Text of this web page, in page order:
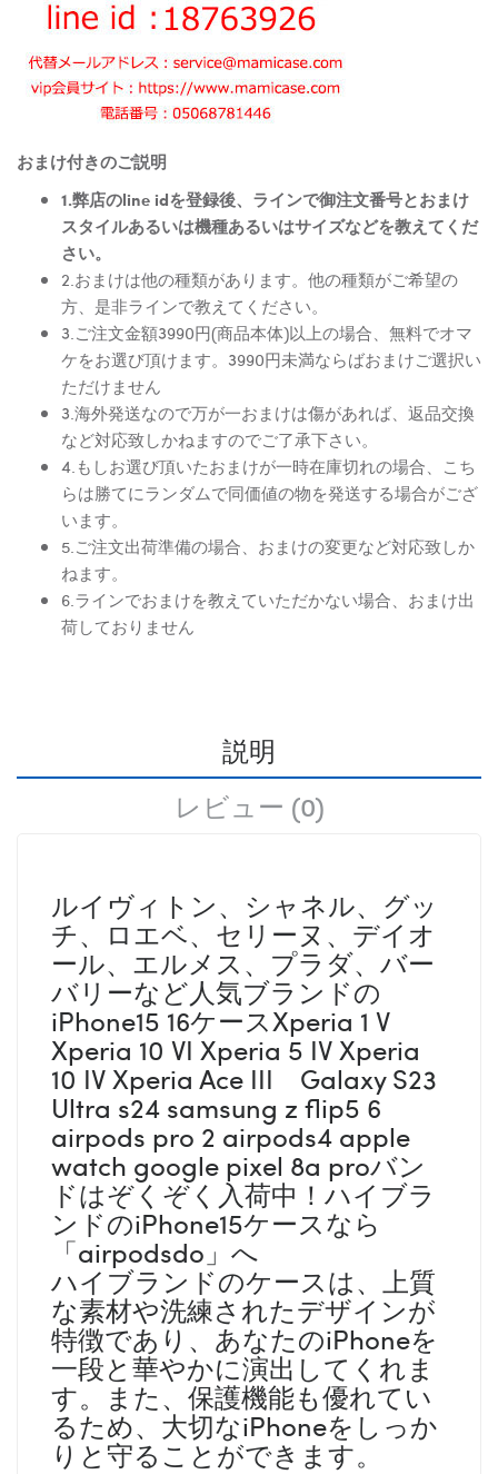
おまけ付きのご説明
1.弊店のline idを登録後、ラインで御注文番号とおまけ
スタイルあるいは機種あるいはサイズなどを教えてくだ
さい。
2.おまけは他の種類があります。他の種類がご希望の
方、是非ラインで教えてください。
3.ご注文金額3990円(商品本体)以上の場合、無料でオマ
ケをお選び頂けます。3990円未満ならばおまけご選択い
ただけません
3.海外発送なので万が一おまけは傷があれば、返品交換
など対応致しかねますのでご了承下さい。
4.もしお選び頂いたおまけが一時在庫切れの場合、こち
らは勝てにランダムで同価値の物を発送する場合がござ
います。
5.ご注文出荷準備の場合、おまけの変更など対応致しか
ねます。
6.ラインでおまけを教えていただかない場合、おまけ出
荷しておりません
説明
レビュー (0)
ルイヴィトン、シャネル、グッ
チ、ロエベ、セリーヌ、デイオ
ール、エルメス、プラダ、バー
バリーなど人気ブランドの
iPhone15 16ケースXperia 1 V
Xperia 10 VI Xperia 5 IV Xperia
10 IV Xperia Ace III Galaxy S23
Ultra s24 samsung z flip5 6
airpods pro 2 airpods4 apple
watch google pixel 8a proバン
ドはぞくぞく入荷中！ハイブラ
ンドのiPhone15ケースなら
「airpodsdo」へ
ハイブランドのケースは、上質
な素材や洗練されたデザインが
特徴であり、あなたのiPhoneを
一段と華やかに演出してくれま
す。また、保護機能も優れてい
るため、大切なiPhoneをしっか
りと守ることができます。